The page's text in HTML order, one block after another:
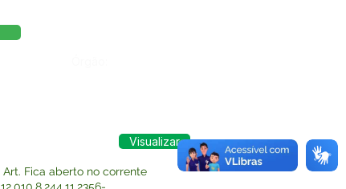
Art. Fica aberto no corrente
Visualizar